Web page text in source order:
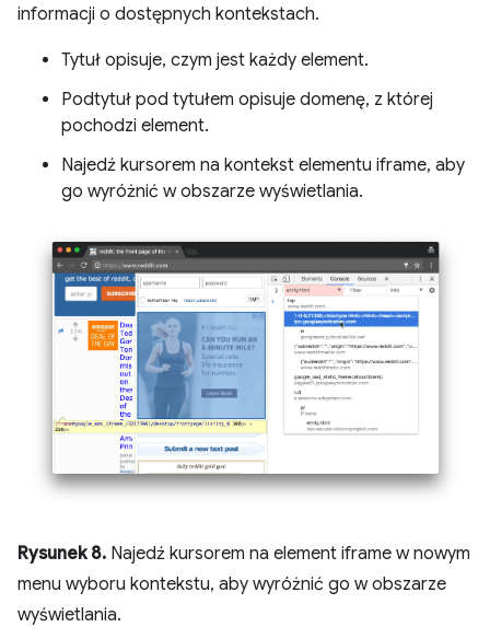
informacji o dostępnych kontekstach.
Tytuł opisuje, czym jest każdy element.
Podtytuł pod tytułem opisuje domenę, z której
pochodzi element.
Najedź kursorem na kontekst elementu iframe, aby
go wyróżnić w obszarze wyświetlania.
Rysunek 8. Najedź kursorem na element iframe w nowym
menu wyboru kontekstu, aby wyróżnić go w obszarze
wyświetlania.